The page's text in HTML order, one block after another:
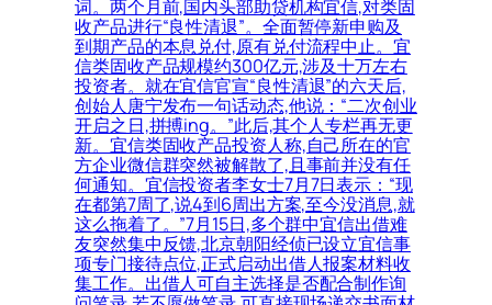
词。两个月前,国内头部助贷机构宜信,对类固
收产品进行“良性清退”。全面暂停新申购及
到期产品的本息兑付,原有兑付流程中止。宜
信类固收产品规模约300亿元,涉及十万左右
投资者。就在宜信官宣“良性清退”的六天后,
创始人唐宁发布一句话动态,他说：“二次创业
开启之日,拼搏ing。”此后,其个人专栏再无更
新。宜信类固收产品投资人称,自己所在的官
方企业微信群突然被解散了,且事前并没有任
何通知。宜信投资者李女士7月7日表示：“现
在都第7周了,说4到6周出方案,至今没消息,就
这么拖着了。”7月15日,多个群中宜信出借难
友突然集中反馈,北京朝阳经侦已设立宜信事
项专门接待点位,正式启动出借人报案材料收
集工作。出借人可自主选择是否配合制作询